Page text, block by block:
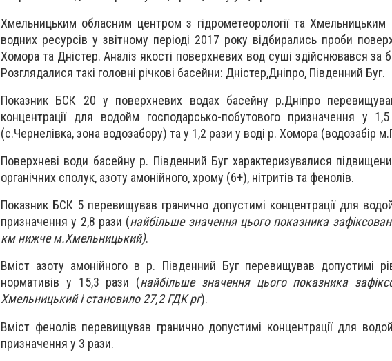
Хмельницьким обласним центром з гідрометеорології та Хмельницьким
водних ресурсів у звітному періоді 2017 року відбирались проби
Хомора та Дністер. Аналіз якості поверхневих вод суші здійснювався
Розглядалися такі головні річкові басейни: Дністер,Дніпро, Південний Буг.
Показник БСК 20 у поверхневих водах басейну р.Дніпро
концентрації для водойм господарсько-побутового призначення у
(с.Чернелівка, зона водозабору) та у 1,2 рази у воді р. Хомора (водозабір
Поверхневі води басейну р. Південний Буг характеризувалися
органічних сполук, азоту амонійного, хрому (6+), нітритів та фенолів.
Показник БСК 5 перевищував гранично допустимі концентрації для
призначення у 2,8 рази (найбільше значення цього показника
км нижче м.Хмельницький).
Вміст азоту амонійного в р. Південний Буг перевищував допустимі
нормативів у 15,3 рази (найбільше значення цього показника
Хмельницький і становило 27,2 ГДК рг).
Вміст фенолів перевищував гранично допустимі концентрації для
призначення у 3 рази.